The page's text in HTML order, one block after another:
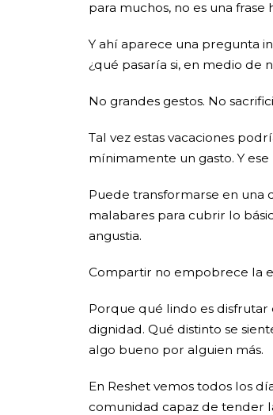
para muchos, no es una
Y ahí aparece una pregunta
¿qué pasaría si, en medio de
No grandes gestos. No
Tal vez estas vacaciones
mínimamente un gasto. Y
Puede transformarse en una
malabares para cubrir lo
angustia.
Compartir no empobrece la
Porque qué lindo es disfrutar
dignidad. Qué distinto se
algo bueno por alguien más.
En Reshet vemos todos los
comunidad capaz de tender